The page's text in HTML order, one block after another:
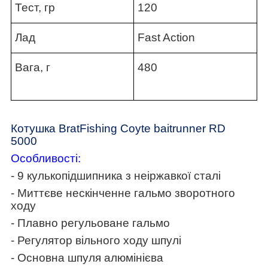
Тест, гр 120
Лад Fast Action
Вага, г 480
Котушка BratFishing Coyte baitrunner RD
5000
Особливості:
- 9 кулькопідшипника з неіржавкої сталі
- Миттєве нескінченне гальмо зворотного
ходу
- Плавно регульоване гальмо
- Регулятор вільного ходу шпулі
- Основна шпуля алюмінієва